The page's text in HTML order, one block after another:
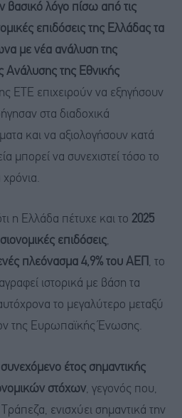
βασικό λόγο πίσω από τις
επιδόσεις της Ελλάδας τα
με νέα ανάλυση της
Ανάλυσης της Εθνικής
ΕΤΕ επιχειρούν να εξηγήσουν
στα διαδοχικά
και να αξιολογήσουν κατά
μπορεί να συνεχιστεί τόσο το
η Ελλάδα πέτυχε και το 2025
επιδόσεις,
πλεόνασμα 4,9% του ΑΕΠ , το
ιστορικά με βάση τα
το μεγαλύτερο μεταξύ
της Ευρωπαϊκής Ένωσης.
συνεχόμενο έτος σημαντικής
στόχων, γεγονός που,
ενισχύει σημαντικά την